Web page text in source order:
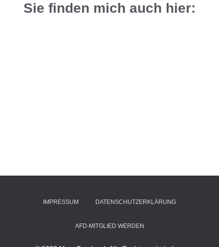
Sie finden mich auch hier:
IMPRESSUM DATENSCHUTZERKLÄRUNG
AFD-MITGLIED WERDEN